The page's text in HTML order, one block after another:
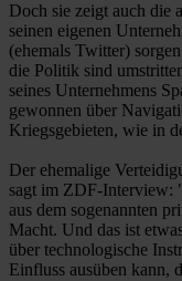
Doch sie zeigt auch die
seinen eigenen
(ehemals Twitter)
die Politik sind
seines Unternehmens
gewonnen über
Kriegsgebieten, wie in
Der ehemalige
sagt im ZDF-Interview:
aus dem sogenannten
Macht. Und das ist
über technologische
Einfluss ausüben kann,